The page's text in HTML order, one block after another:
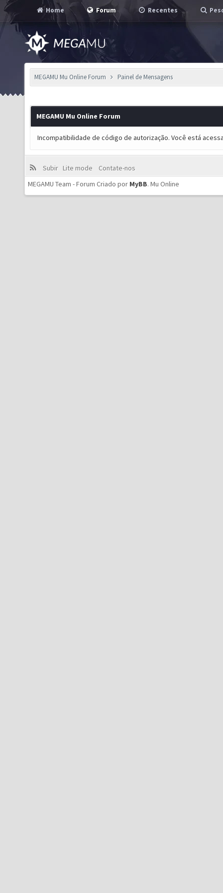
Home Forum Recentes
MEGAMU Mu Online Forum Painel de Mensagens
MEGAMU Mu Online Forum
Incompatibilidade de código de autorização. Você está
Subir Lite mode
Contate-nos
MEGAMU Team - Forum Criado por MyBB. Mu Online